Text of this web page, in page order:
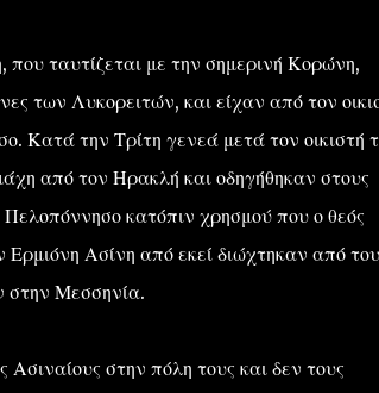
ταυτίζεται με την σημερινή Κορώνη,
των Λυκορειτών, και είχαν από τον
Κατά την Τρίτη γενεά μετά τον οικιστή
από τον Ηρακλή και οδηγήθηκαν στους
κατόπιν χρησμού που ο θεός
Ασίνη από εκεί διώχτηκαν από
στην Μεσσηνία.
στην πόλη τους και δεν τους